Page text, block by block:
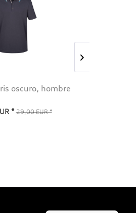
oscuro, hombre
* 29,00 EUR *